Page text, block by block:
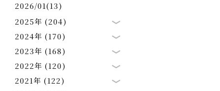
2026/01(13)
2025年 (204)
2024年 (170)
2023年 (168)
2022年 (120)
2021年 (122)